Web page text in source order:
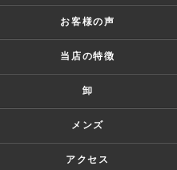
お客様の声
当店の特徴
卸
メンズ
アクセス